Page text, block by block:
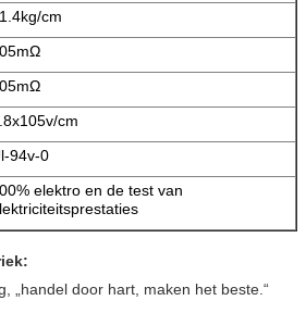
cm
cm
94v-0
elektro en de test van
„handel door hart, maken het beste.“